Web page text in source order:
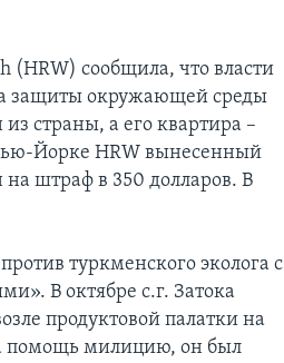
(HRW) сообщила, что власти
защиты окружающей среды
страны, а его квартира –
Йорке HRW вынесенный
штраф в 350 долларов. В
туркменского эколога с
В октябре c.г. Затока
продуктовой палатки на
помощь милицию, он был